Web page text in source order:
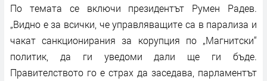
По темата се включи президентът Румен Радев.
„Видно е за всички, че управляващите са в парализа и
чакат санкционирания за корупция по „Магнитски“
политик, да ги уведоми дали ще ги бъде.
Правителството го е страх да заседава, парламентът